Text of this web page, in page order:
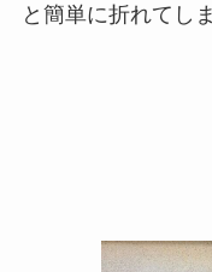
と簡単に折れてし